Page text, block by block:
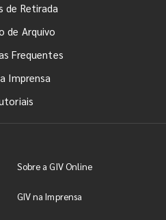
de Retirada
de Arquivo
Frequentes
Imprensa
Sobre a GIV Online
GIV na Imprensa